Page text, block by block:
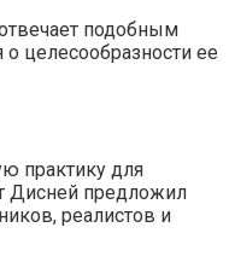
подобным
о целесообразности ее
практику для
Дисней предложил
реалистов и